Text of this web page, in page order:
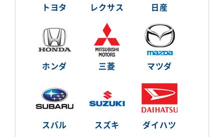
トヨタ レクサス 日産
ホンダ 三菱 マツダ
スバル スズキ ダイハツ